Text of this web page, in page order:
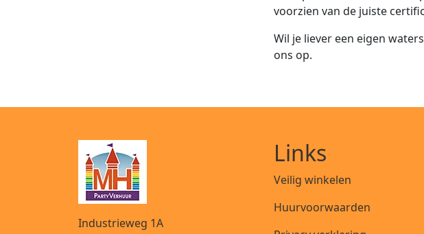
voorzien van de juiste
Wil je liever een eigen
ons op.
Industrieweg 1A
Links
Veilig winkelen
Huurvoorwaarden